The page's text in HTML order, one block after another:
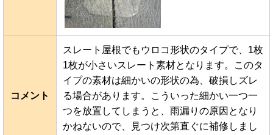
コメント
スレート屋根でもウロコ形状のタイプで、1枚
1枚が小さいスレート素材となります。このタ
イプの素材は細かいの形状の為、破損しズレ
る場合があります。こういった細かい一つ一
つを放置してしまうと、雨漏りの原因となり
かねないので、見つけ次第直ぐに補修しまし